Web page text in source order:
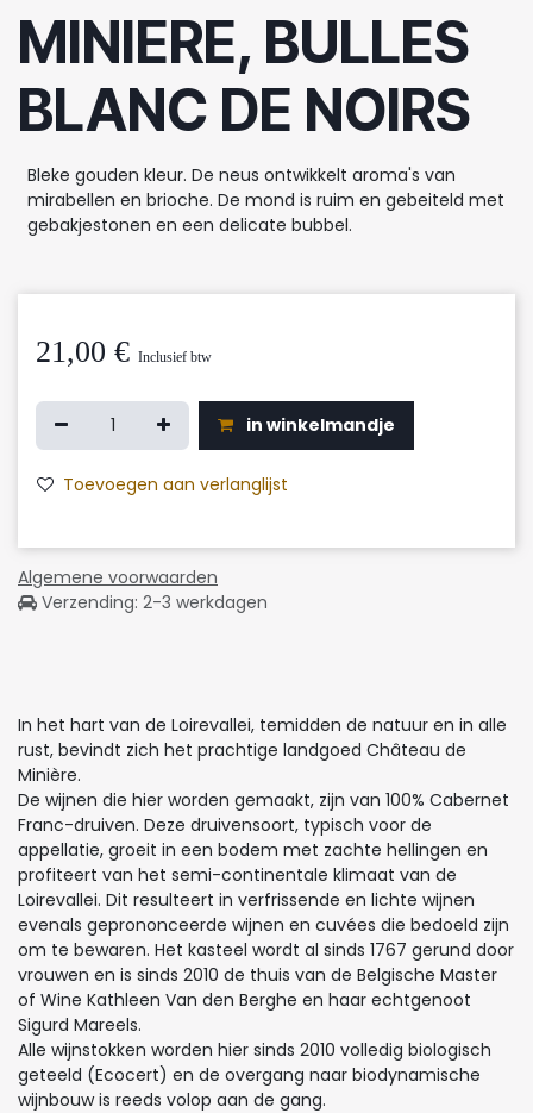
MINIERE, BULLES
BLANC DE NOIRS
Bleke gouden kleur. De neus ontwikkelt aroma's van
mirabellen en brioche. De mond is ruim en gebeiteld met
gebakjestonen en een delicate bubbel.
21,00 € Inclusief btw
in winkelmandje
Toevoegen aan verlanglijst
Algemene voorwaarden
Verzending: 2-3 werkdagen
In het hart van de Loirevallei, temidden de natuur en in alle
rust, bevindt zich het prachtige landgoed Château de
Minière.
De wijnen die hier worden gemaakt, zijn van 100% Cabernet
Franc-druiven. Deze druivensoort, typisch voor de
appellatie, groeit in een bodem met zachte hellingen en
profiteert van het semi-continentale klimaat van de
Loirevallei. Dit resulteert in verfrissende en lichte wijnen
evenals geprononceerde wijnen en cuvées die bedoeld zijn
om te bewaren. Het kasteel wordt al sinds 1767 gerund door
vrouwen en is sinds 2010 de thuis van de Belgische Master
of Wine Kathleen Van den Berghe en haar echtgenoot
Sigurd Mareels.
Alle wijnstokken worden hier sinds 2010 volledig biologisch
geteeld (Ecocert) en de overgang naar biodynamische
wijnbouw is reeds volop aan de gang.